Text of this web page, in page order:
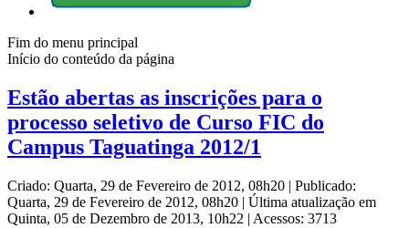
Fim do menu principal
Início do conteúdo da página
Estão abertas as inscrições para o
processo seletivo de Curso FIC do
Campus Taguatinga 2012/1
Criado: Quarta, 29 de Fevereiro de 2012, 08h20 | Publicado:
Quarta, 29 de Fevereiro de 2012, 08h20 | Última atualização em
Quinta, 05 de Dezembro de 2013, 10h22 | Acessos: 3713